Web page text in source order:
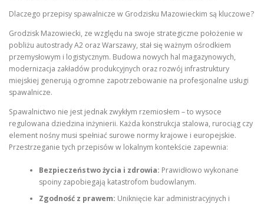
Dlaczego przepisy spawalnicze w Grodzisku Mazowieckim są kluczowe?
Grodzisk Mazowiecki, ze względu na swoje strategiczne położenie w
pobliżu autostrady A2 oraz Warszawy, stał się ważnym ośrodkiem
przemysłowym i logistycznym. Budowa nowych hal magazynowych,
modernizacja zakładów produkcyjnych oraz rozwój infrastruktury
miejskiej generują ogromne zapotrzebowanie na profesjonalne usługi
spawalnicze.
Spawalnictwo nie jest jednak zwykłym rzemiosłem – to wysoce
regulowana dziedzina inżynierii. Każda konstrukcja stalowa, rurociąg czy
element nośny musi spełniać surowe normy krajowe i europejskie.
Przestrzeganie tych przepisów w lokalnym kontekście zapewnia:
Bezpieczeństwo życia i zdrowia: Prawidłowo wykonane
spoiny zapobiegają katastrofom budowlanym.
Zgodność z prawem: Uniknięcie kar administracyjnych i